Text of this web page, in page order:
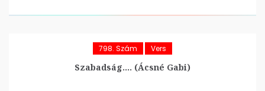
798. Szám Vers
Szabadság…. (Ácsné Gabi)